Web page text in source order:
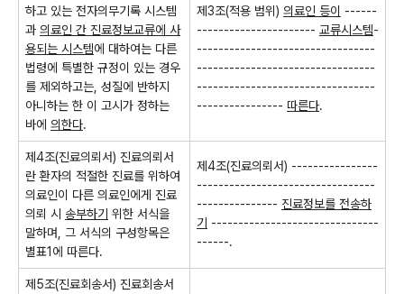
하고 있는 전자의무기록 시스템
과 의료인 간 진료정보교류에 사
용되는 시스템에 대하여는 다른
법령에 특별한 규정이 있는 경우
를 제외하고는 성질에 반하지
아니하는 한 이 고시가 정하는
바에 의한다.
제3조(적용 범위 ) 의료인 등이
------
---------------------- 교류시스템-
---------------------------------
---------------------------------
---------------------------------
---------------- 따른다.
제4조(진료의뢰서) 진료의뢰서
란 환자의 적절한 진료를 위하여
의료인이 다른 의료인에게 진료
의뢰 시 송부하기 위한 서식을
말하며
그 서식의 구성항목은
별표1 에 따른다.
제4조(진료의뢰서) ----------------
---------------------------------
--------------- 진료정보를 전송하
기 -------------------------------
------.
제 5조(진료회송서) 진료회송서